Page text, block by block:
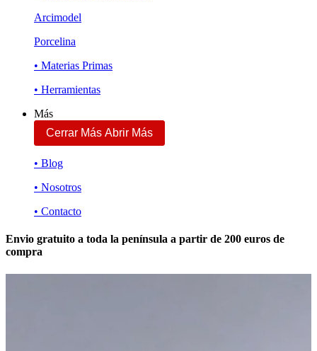
Arcimodel
Porcelina
• Materias Primas
• Herramientas
Más
Cerrar Más Abrir Más
• Blog
• Nosotros
• Contacto
Envio gratuito a toda la península a partir de 200 euros de
compra